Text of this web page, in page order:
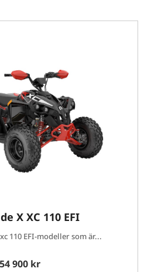
X XC 110 EFI
110 EFI-modeller som är...
54 900 kr